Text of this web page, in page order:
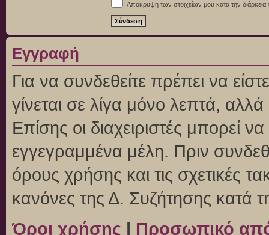
Απόκρυψη των στοιχείων μου κατά την διάρκεια
Εγγραφή
Για να συνδεθείτε πρέπει να
γίνεται σε λίγα μόνο λεπτά,
Επίσης οι διαχειριστές μπορεί
εγγεγραμμένα μέλη. Πριν
όρους χρήσης και τις σχετικές
κανόνες της Δ. Συζήτησης κατά
Όροι χρήσης | Προσωπικό